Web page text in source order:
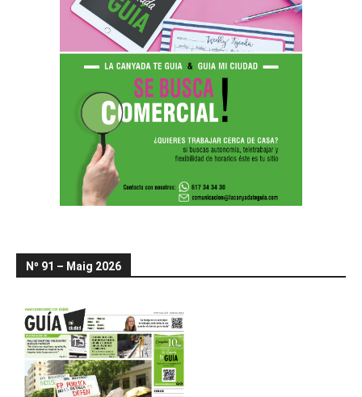
Nº 91 – Maig 2026